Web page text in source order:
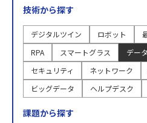
技術から探す
デジタルツイン ロボット
RPA
スマートグラス デー
セキュリティ
ネットワーク
ビッグデータ
ヘルプデスク
課題から探す